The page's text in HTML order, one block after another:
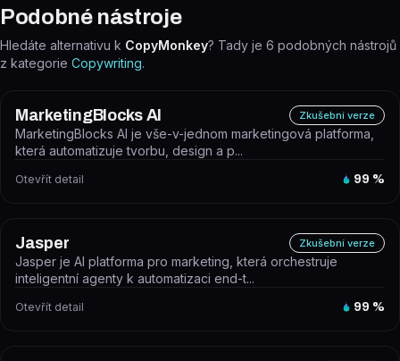
Podobné nástroje
Hledáte alternativu k CopyMonkey? Tady je 6 podobných nástrojů
z kategorie Copywriting.
MarketingBlocks AI Zkušební verze
MarketingBlocks AI je vše-v-jednom marketingová platforma,
která automatizuje tvorbu, design a p...
Otevřít detail 99 %
Jasper Zkušební verze
Jasper je AI platforma pro marketing, která orchestruje
inteligentní agenty k automatizaci end-t...
Otevřít detail 99 %